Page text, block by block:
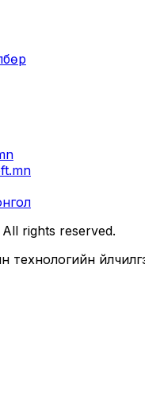
rights reserved.
технологийн